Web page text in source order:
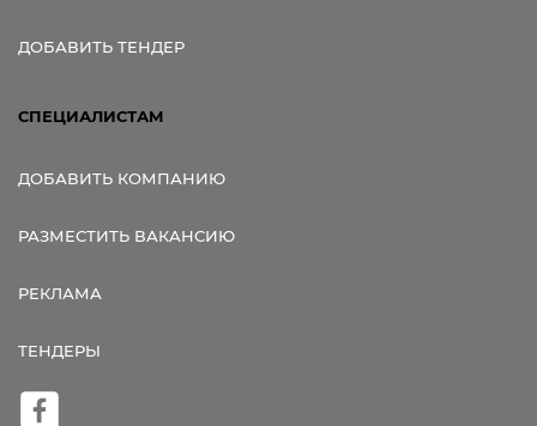
ДОБАВИТЬ ТЕНДЕР
СПЕЦИАЛИСТАМ
ДОБАВИТЬ КОМПАНИЮ
РАЗМЕСТИТЬ ВАКАНСИЮ
РЕКЛАМА
ТЕНДЕРЫ